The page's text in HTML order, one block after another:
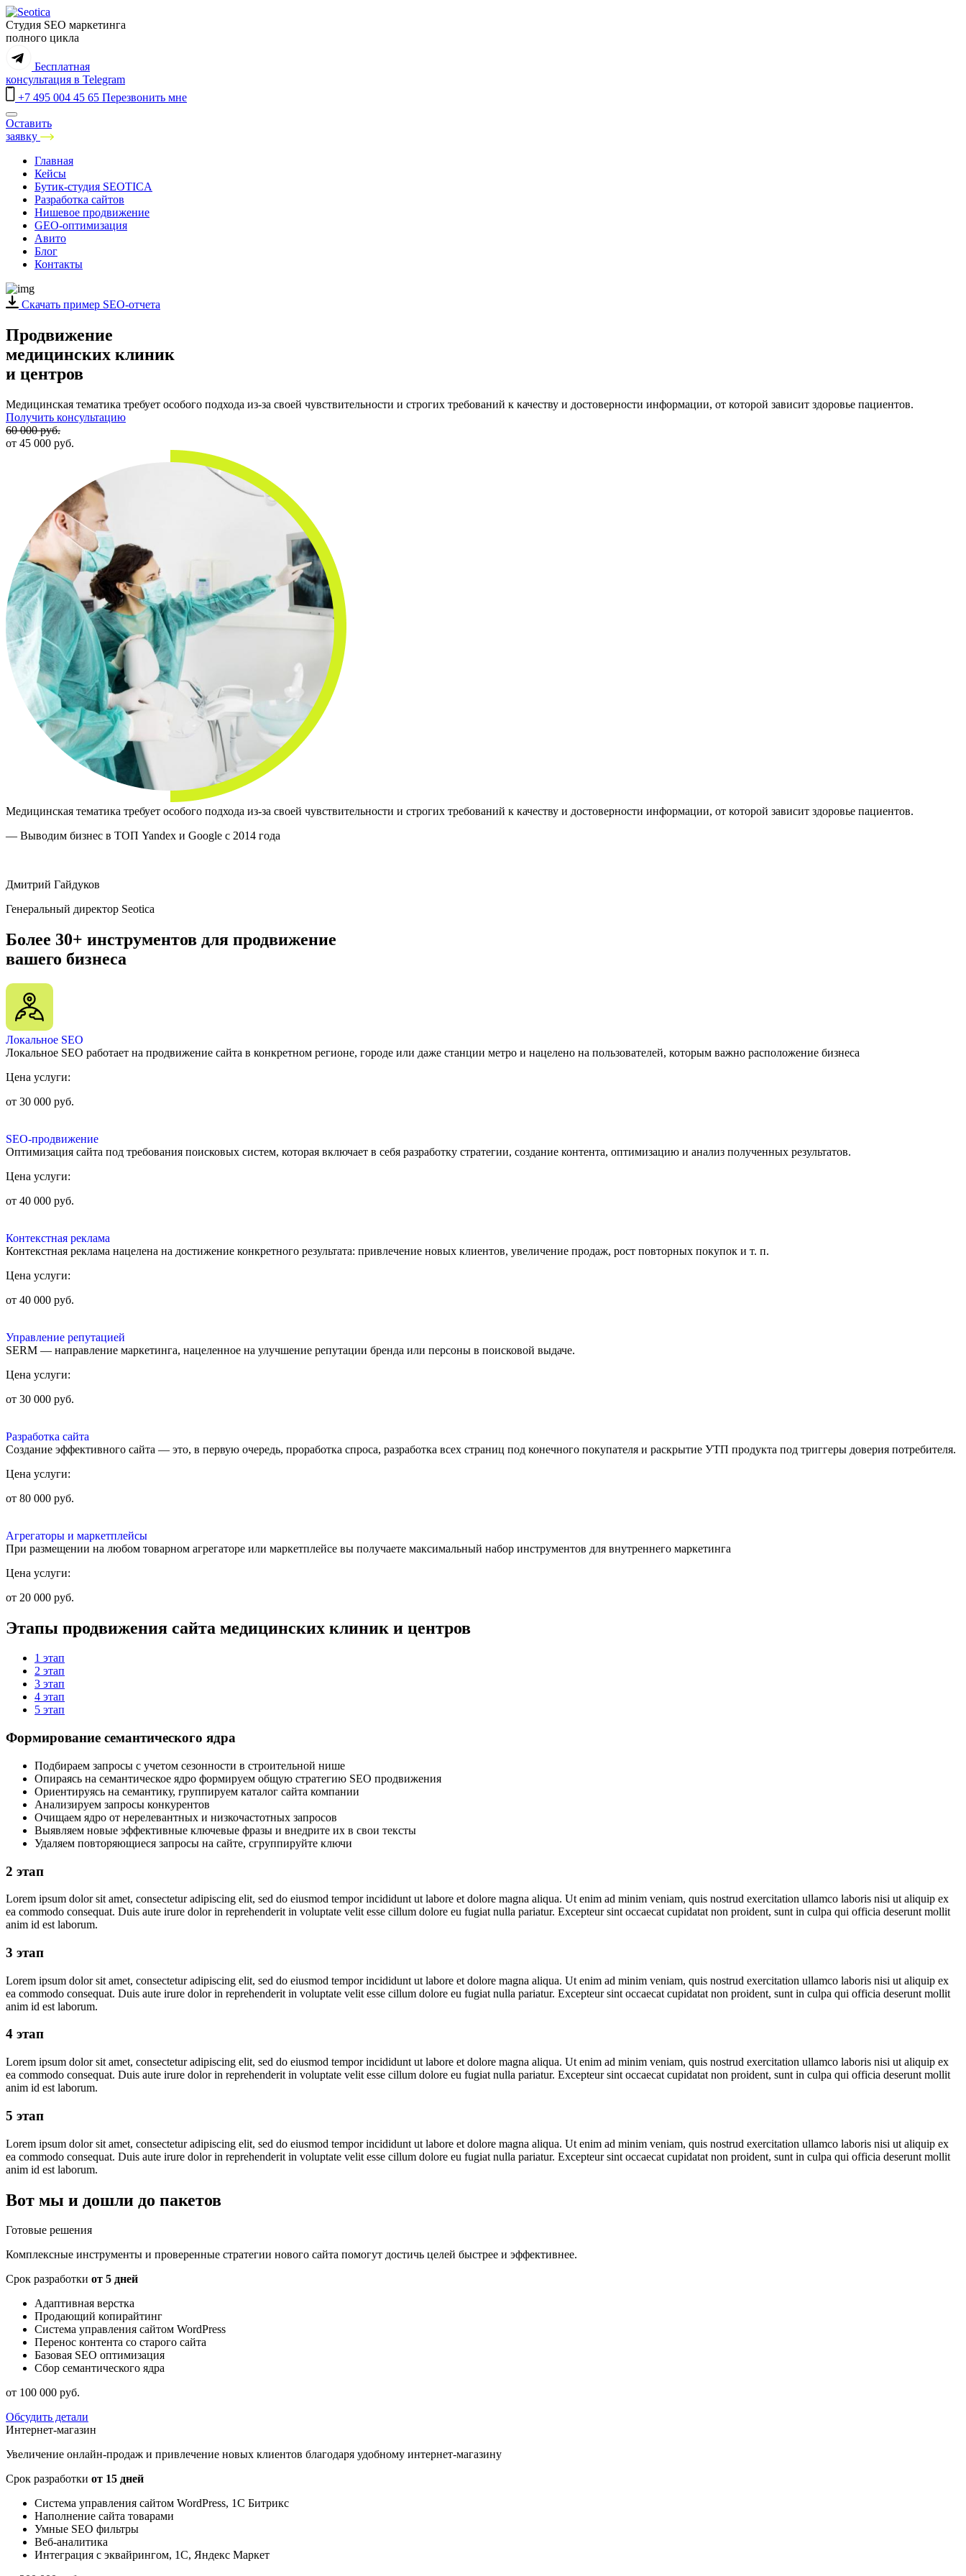
Студия SEO маркетинга
полного цикла
Бесплатная
консультация в Telegram
+7 495 004 45 65 Перезвонить мне
Оставить
заявку
Санкт-Петербург
Москва
Краснодар
Екатеринбург
Нижний Новгород
Самара
Новосибирск
Казань
Ростов-на-Дону
Воронеж
Уфа
Саратов
Пермь
Иркутск
Ижевск
Ставрополь
Красноярск
Волгоград
Омск
Киров
Ярославль
Калининград
Набережные Челны
Тольятти
Рязань
Барнаул
Махачкала
Пенза
Чебоксары
Белгород
Мытищи
Иваново
Оренбург
Кемерово
Владимир
Минск
Сыктывкар
Новороссийск
Энгельс
Смоленск
Саранск
Вологда
Батайск
Дзержинск
Минеральные Воды
Новокузнецк
Армавир
Калуга
Петрозаводск
Владикавказ
Астрахань
Магнитогорск
Новочеркасск
Таганрог
Нефтекамск
Майкоп
Нефтеюганск
Нальчик
Норильск
Бийск
Ангарск
Королёв
Великий Новгород
Мурманск
Череповец
Нижнекамск
Сургут
Пятигорск
Главная
Кейсы
Бутик-студия SEOTICA
Разработка сайтов
Нишевое продвижение
GEO-оптимизация
Авито
Блог
Контакты
Скачать пример SEO-отчета
Продвижение
медицинских клиник
и центров
Медицинская тематика требует особого подхода из-за своей чувствительности и строгих требований к качеству и достоверности информации, от которой зависит здоровье пациентов.
Получить консультацию
60 000 руб.
от 45 000 руб.
Медицинская тематика требует особого подхода из-за своей чувствительности и строгих требований к качеству и достоверности информации, от которой зависит здоровье пациентов.
— Выводим бизнес в ТОП Yandex и Google с 2014 года
Дмитрий Гайдуков
Генеральный директор Seotica
Более 30+ инструментов для продвижение
вашего бизнеса
Локальное SEO
Локальное SEO работает на продвижение сайта в конкретном регионе, городе или даже станции метро и нацелено на пользователей, которым важно расположение бизнеса
Цена услуги:
от 30 000 руб.
SEO-продвижение
Оптимизация сайта под требования поисковых систем, которая включает в себя разработку стратегии, создание контента, оптимизацию и анализ полученных результатов.
Цена услуги:
от 40 000 руб.
Контекстная реклама
Контекстная реклама нацелена на достижение конкретного результата: привлечение новых клиентов, увеличение продаж, рост повторных покупок и т. п.
Цена услуги:
от 40 000 руб.
Управление репутацией
SERM — направление маркетинга, нацеленное на улучшение репутации бренда или персоны в поисковой выдаче.
Цена услуги:
от 30 000 руб.
Разработка сайта
Создание эффективного сайта — это, в первую очередь, проработка спроса, разработка всех страниц под конечного покупателя и раскрытие УТП продукта под триггеры доверия потребителя.
Цена услуги:
от 80 000 руб.
Агрегаторы и маркетплейсы
При размещении на любом товарном агрегаторе или маркетплейсе вы получаете максимальный набор инструментов для внутреннего маркетинга
Цена услуги:
от 20 000 руб.
Этапы продвижения сайта медицинских клиник и центров
1 этап
2 этап
3 этап
4 этап
5 этап
Формирование семантического ядра
Подбираем запросы с учетом сезонности в строительной нише
Опираясь на семантическое ядро формируем общую стратегию SEO продвижения
Ориентируясь на семантику, группируем каталог сайта компании
Анализируем запросы конкурентов
Очищаем ядро от нерелевантных и низкочастотных запросов
Выявляем новые эффективные ключевые фразы и внедрите их в свои тексты
Удаляем повторяющиеся запросы на сайте, сгруппируйте ключи
2 этап
Lorem ipsum dolor sit amet, consectetur adipiscing elit, sed do eiusmod tempor incididunt ut labore et dolore magna aliqua. Ut enim ad minim veniam, quis nostrud exercitation ullamco laboris nisi ut aliquip ex
ea commodo consequat. Duis aute irure dolor in reprehenderit in voluptate velit esse cillum dolore eu fugiat nulla pariatur. Excepteur sint occaecat cupidatat non proident, sunt in culpa qui officia deserunt mollit
anim id est laborum.
3 этап
Lorem ipsum dolor sit amet, consectetur adipiscing elit, sed do eiusmod tempor incididunt ut labore et dolore magna aliqua. Ut enim ad minim veniam, quis nostrud exercitation ullamco laboris nisi ut aliquip ex
ea commodo consequat. Duis aute irure dolor in reprehenderit in voluptate velit esse cillum dolore eu fugiat nulla pariatur. Excepteur sint occaecat cupidatat non proident, sunt in culpa qui officia deserunt mollit
anim id est laborum.
4 этап
Lorem ipsum dolor sit amet, consectetur adipiscing elit, sed do eiusmod tempor incididunt ut labore et dolore magna aliqua. Ut enim ad minim veniam, quis nostrud exercitation ullamco laboris nisi ut aliquip ex
ea commodo consequat. Duis aute irure dolor in reprehenderit in voluptate velit esse cillum dolore eu fugiat nulla pariatur. Excepteur sint occaecat cupidatat non proident, sunt in culpa qui officia deserunt mollit
anim id est laborum.
5 этап
Lorem ipsum dolor sit amet, consectetur adipiscing elit, sed do eiusmod tempor incididunt ut labore et dolore magna aliqua. Ut enim ad minim veniam, quis nostrud exercitation ullamco laboris nisi ut aliquip ex
ea commodo consequat. Duis aute irure dolor in reprehenderit in voluptate velit esse cillum dolore eu fugiat nulla pariatur. Excepteur sint occaecat cupidatat non proident, sunt in culpa qui officia deserunt mollit
anim id est laborum.
Вот мы и дошли до пакетов
Готовые решения
Комплексные инструменты и проверенные стратегии нового сайта помогут достичь целей быстрее и эффективнее.
Срок разработки от 5 дней
Адаптивная верстка
Продающий копирайтинг
Система управления сайтом WordPress
Перенос контента со старого сайта
Базовая SEO оптимизация
Сбор семантического ядра
от 100 000 руб.
Обсудить детали
Интернет-магазин
Увеличение онлайн-продаж и привлечение новыx клиентов благодаря удобному интернет-магазину
Срок разработки от 15 дней
Система управления сайтом WordPress, 1С Битрикс
Наполнение сайта товарами
Умные SEO фильтры
Веб-аналитика
Интеграция с эквайрингом, 1С, Яндекс Маркет